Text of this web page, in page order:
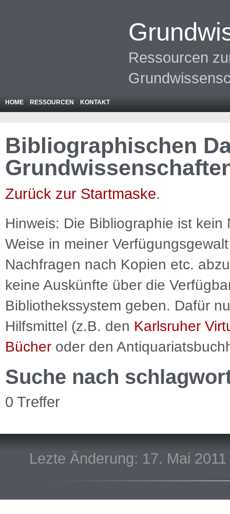
Ressourcen
HOME RESSOURCEN KONTAKT
Bibliographischen
Zurück zur Startmaske.
Hinweis: Die Bibliographie ist kein
Weise in meiner
Nachfragen nach Kopien etc.
keine Auskünfte über die
Bibliothekssystem geben. Dafür
Hilfsmittel (z.B. den Karlsruher
Bücher oder den
Suche nach
0 Treffer
Lezte Änderung: 17. Mai